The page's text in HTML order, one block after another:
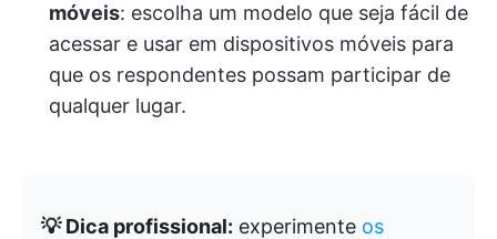
móveis: escolha um modelo que seja fácil de
acessar e usar em dispositivos móveis para
que os respondentes possam participar de
qualquer lugar.
💡 Dica profissional: experimente os